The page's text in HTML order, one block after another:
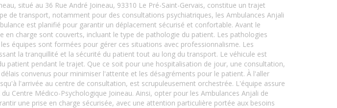
situé au 36 Rue André Joineau, 93310 Le Pré-Saint-Gervais, constitue un trajet
de transport, notamment pour des consultations psychiatriques, les Ambulances Anjali
est planifié pour garantir un déplacement sécurisé et confortable. Avant le
charge sont couverts, incluant le type de pathologie du patient. Les pathologies
équipes sont formées pour gérer ces situations avec professionnalisme. Les
la tranquillité et la sécurité du patient tout au long du transport. Le véhicule est
pendant le trajet. Que ce soit pour une hospitalisation de jour, une consultation,
convenus pour minimiser l'attente et les désagréments pour le patient. À l'aller
l'arrivée au centre de consultation, est scrupuleusement orchestrée. L'équipe assure
Centre Médico-Psychologique Joineau. Ainsi, opter pour les Ambulances Anjali de
une prise en charge sécurisée, avec une attention particulière portée aux besoins